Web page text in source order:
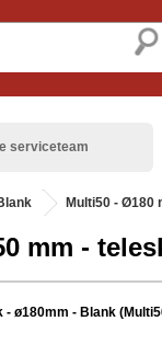
serviceteam
Multi50 - Ø180
mm -
ø180mm - Blank